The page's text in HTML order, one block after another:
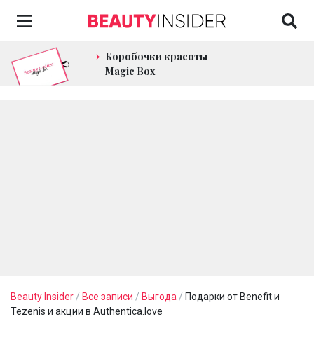
Коробочки красоты
Magic Box
Beauty Insider / Все записи / Выгода / Подарки от Benefit и
Tezenis и акции в Authentica.love